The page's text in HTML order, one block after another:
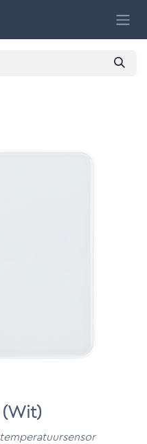
(Wit)
temperatuursensor